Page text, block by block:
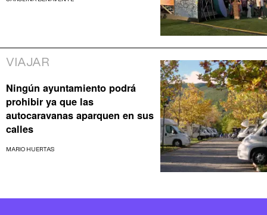
VIAJAR
Ningún ayuntamiento podrá
prohibir ya que las
autocaravanas aparquen en sus
calles
MARIO HUERTAS